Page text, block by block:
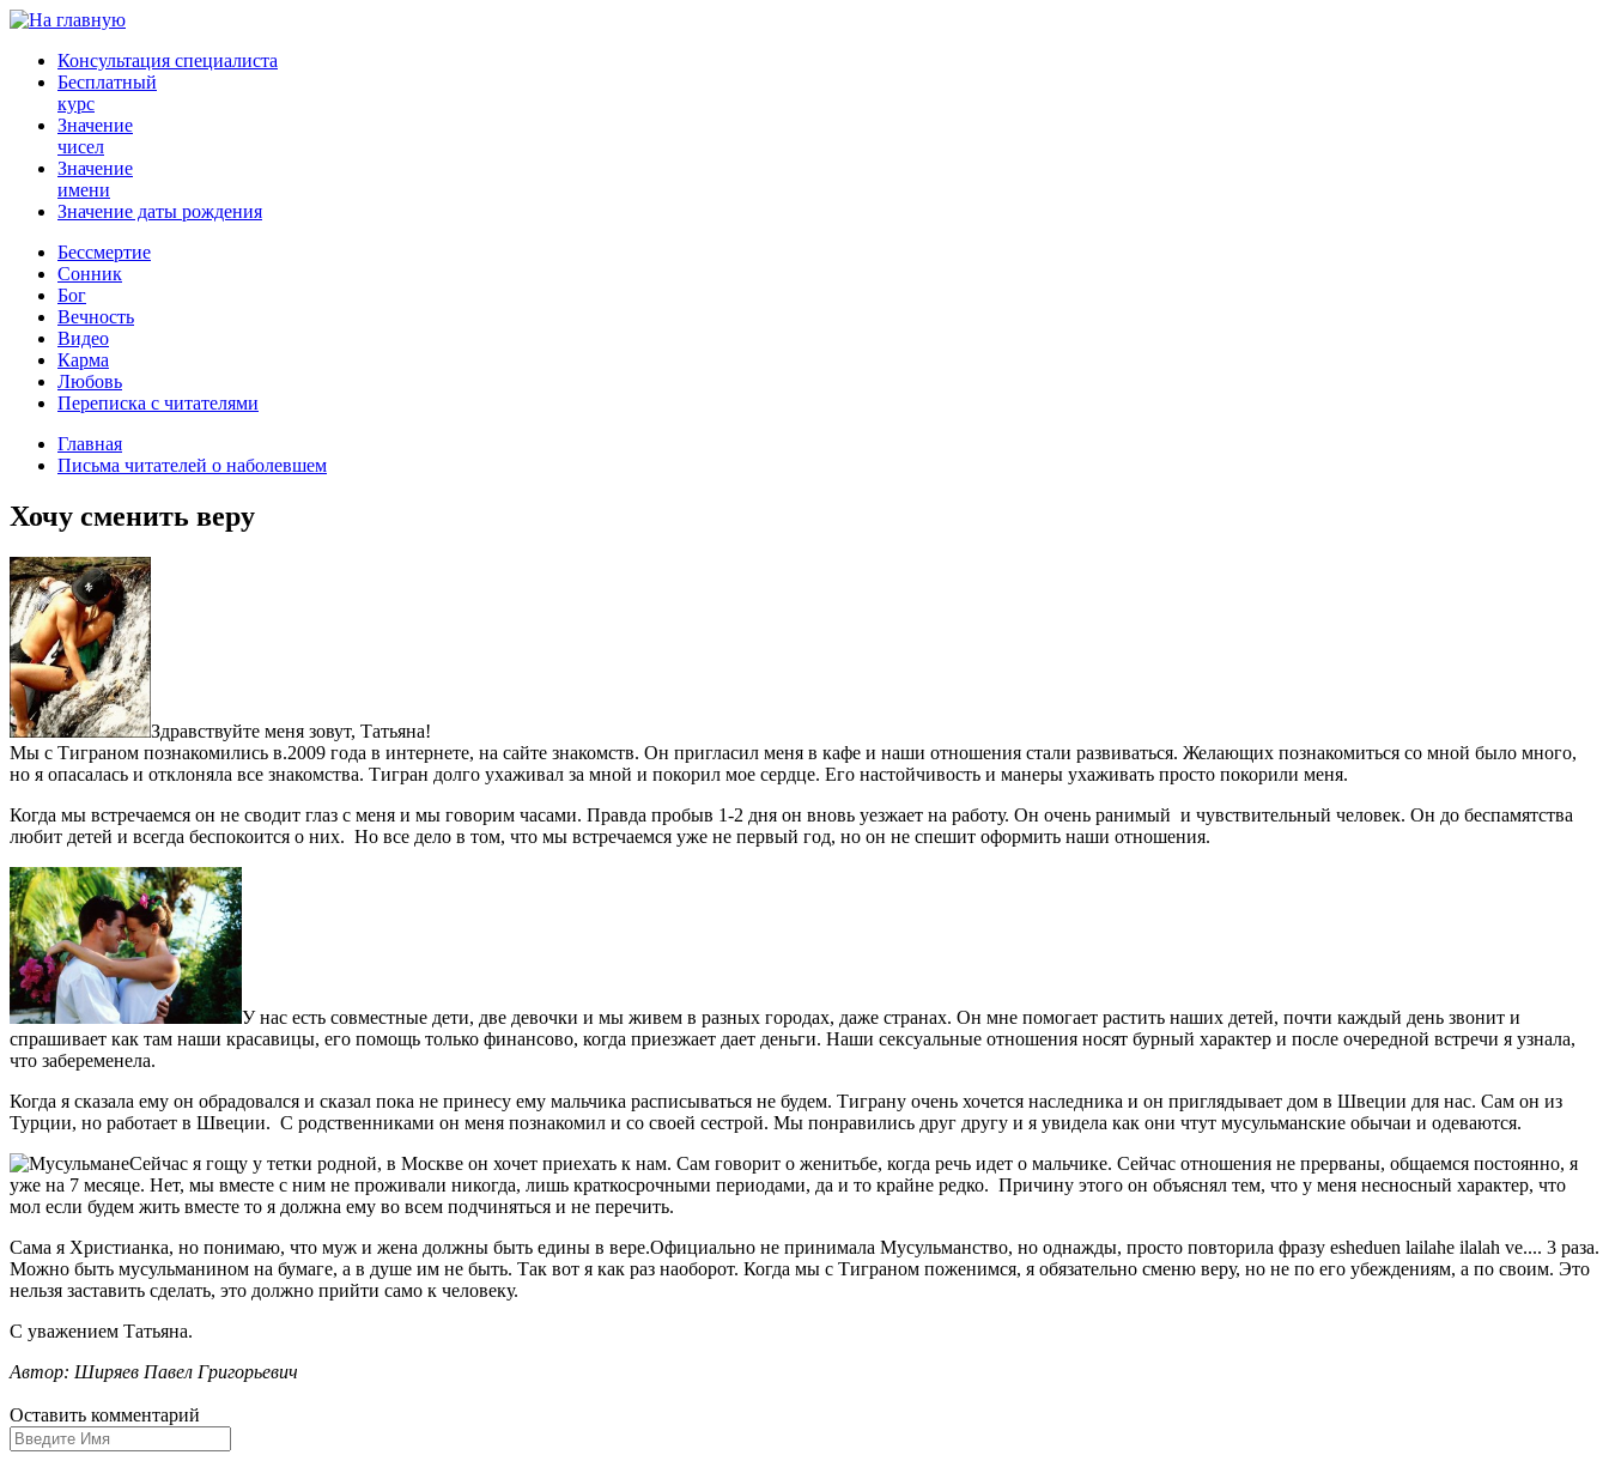
Консультация специалиста
Бесплатный
курс
Значение
чисел
Значение
имени
Значение даты рождения
Бессмертие
Сонник
Бог
Вечность
Видео
Карма
Любовь
Переписка с читателями
Главная
Письма читателей о наболевшем
Хочу сменить веру
Здравствуйте меня зовут, Татьяна!
Мы с Тиграном познакомились в.2009 года в интернете, на сайте знакомств. Он пригласил меня в кафе и наши отношения стали развиваться. Желающих познакомиться со мной было много,
но я опасалась и отклоняла все знакомства. Тигран долго ухаживал за мной и покорил мое сердце. Его настойчивость и манеры ухаживать просто покорили меня.
Когда мы встречаемся он не сводит глаз с меня и мы говорим часами. Правда пробыв 1-2 дня он вновь уезжает на работу. Он очень ранимый и чувствительный человек. Он до беспамятства
любит детей и всегда беспокоится о них. Но все дело в том, что мы встречаемся уже не первый год, но он не спешит оформить наши отношения.
У нас есть совместные дети, две девочки и мы живем в разных городах, даже странах. Он мне помогает растить наших детей, почти каждый день звонит и
спрашивает как там наши красавицы, его помощь только финансово, когда приезжает дает деньги. Наши сексуальные отношения носят бурный характер и после очередной встречи я узнала,
что забеременела.
Когда я сказала ему он обрадовался и сказал пока не принесу ему мальчика расписываться не будем. Тиграну очень хочется наследника и он приглядывает дом в Швеции для нас. Сам он из
Турции, но работает в Швеции. С родственниками он меня познакомил и со своей сестрой. Мы понравились друг другу и я увидела как они чтут мусульманские обычаи и одеваются.
Сейчас я гощу у тетки родной, в Москве он хочет приехать к нам. Сам говорит о женитьбе, когда речь идет о мальчике. Сейчас отношения не прерваны, общаемся постоянно, я
уже на 7 месяце. Нет, мы вместе с ним не проживали никогда, лишь краткосрочными периодами, да и то крайне редко. Причину этого он объяснял тем, что у меня несносный характер, что
мол если будем жить вместе то я должна ему во всем подчиняться и не перечить.
Сама я Христианка, но понимаю, что муж и жена должны быть едины в вере.Официально не принимала Мусульманство, но однажды, просто повторила фразу esheduen lailahe ilalah ve.... 3 раза.
Можно быть мусульманином на бумаге, а в душе им не быть. Так вот я как раз наоборот. Когда мы с Тиграном поженимся, я обязательно сменю веру, но не по его убеждениям, а по своим. Это
нельзя заставить сделать, это должно прийти само к человеку.
С уважением Татьяна.
Автор: Ширяев Павел Григорьевич
Оставить комментарий